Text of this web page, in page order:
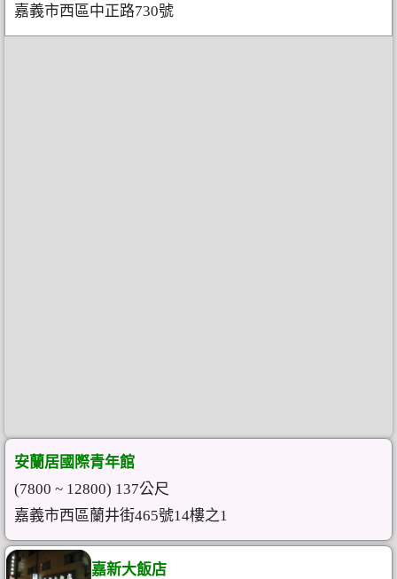
嘉義市西區中正路730號
安蘭居國際青年館
(7800 ~ 12800) 137公尺
嘉義市西區蘭井街465號14樓之1
嘉新大飯店